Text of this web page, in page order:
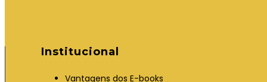
Institucional
Vantagens dos E-books